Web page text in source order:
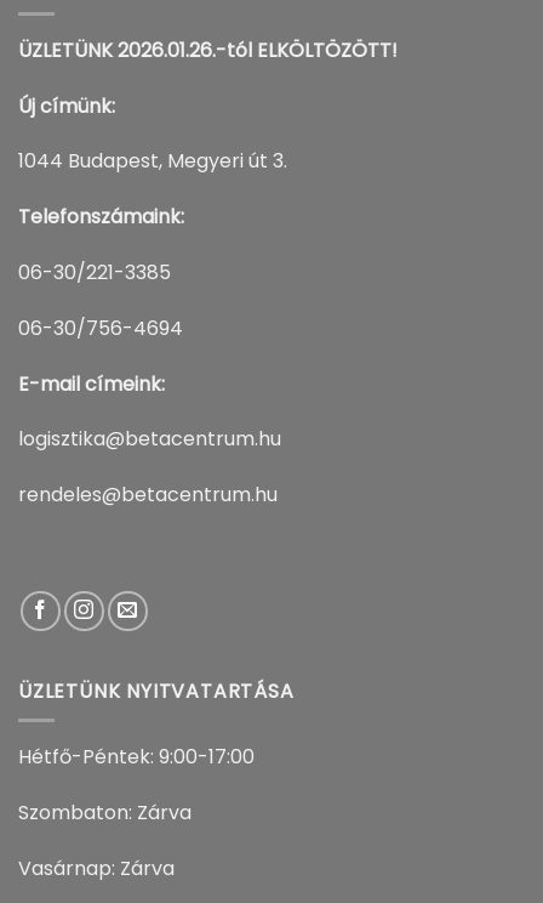
ÜZLETÜNK 2026.01.26.-tól ELKÖLTÖZÖTT!
Új címünk:
1044 Budapest, Megyeri út 3.
Telefonszámaink:
06-30/221-3385
06-30/756-4694
E-mail címeink:
logisztika@betacentrum.hu
rendeles@betacentrum.hu
ÜZLETÜNK NYITVATARTÁSA
Hétfő-Péntek: 9:00-17:00
Szombaton: Zárva
Vasárnap: Zárva